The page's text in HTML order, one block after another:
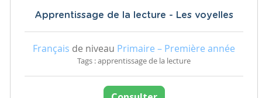
Apprentissage de la lecture - Les voyelles
Français de niveau Primaire – Première année
Tags : apprentissage de la lecture